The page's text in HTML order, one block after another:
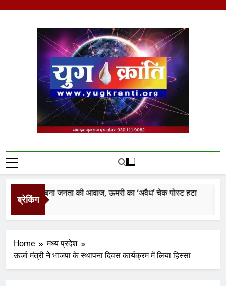
Yug Kranti | Trusted
News Portal
ब्रेकिंग
फिर बना जनता की आवाज, ऊमरी का ‘अवैध’ चेक पोस्ट हटा
Ago
Home
मध्य प्रदेश
ऊर्जा मंत्री ने भाजपा के स्थापना दिवस कार्यक्रम में लिया हिस्सा